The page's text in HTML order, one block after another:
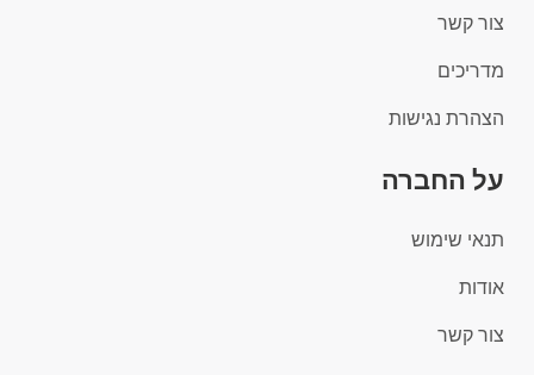
צור קשר
מדריכים
הצהרת נגישות
על החברה
תנאי שימוש
אודות
צור קשר